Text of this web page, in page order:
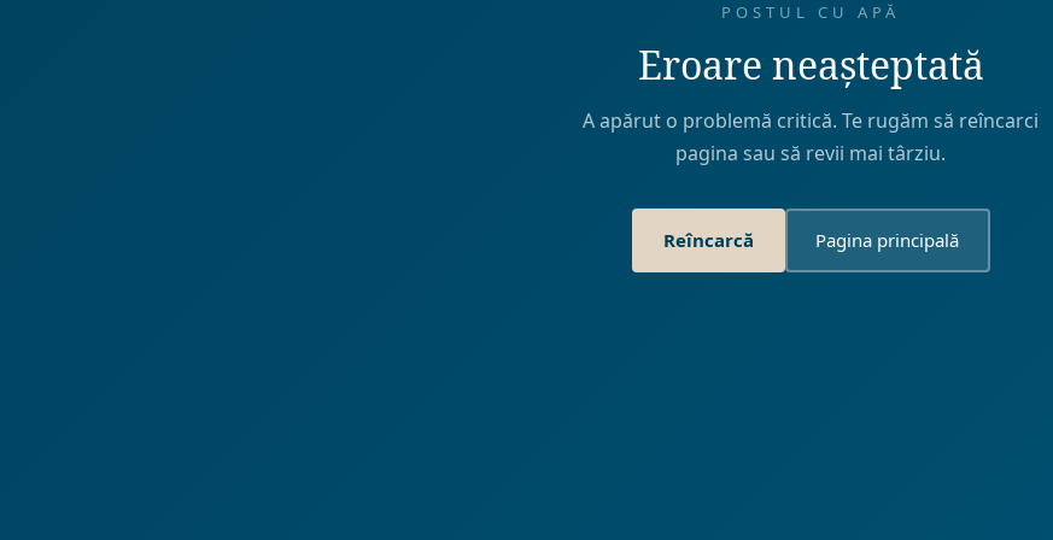
POSTUL CU APĂ
Eroare neașteptată
A apărut o problemă critică. Te rugăm să reîncarci
pagina sau să revii mai târziu.
Reîncarcă Pagina principală